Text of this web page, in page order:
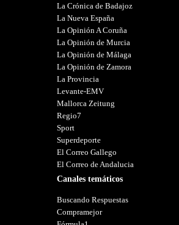
La Crónica de Badajoz
La Nueva España
La Opinión A Coruña
La Opinión de Murcia
La Opinión de Málaga
La Opinión de Zamora
La Provincia
Levante-EMV
Mallorca Zeitung
Regio7
Sport
Superdeporte
El Correo Gallego
El Correo de Andalucia
Canales temáticos
Buscando Respuestas
Compramejor